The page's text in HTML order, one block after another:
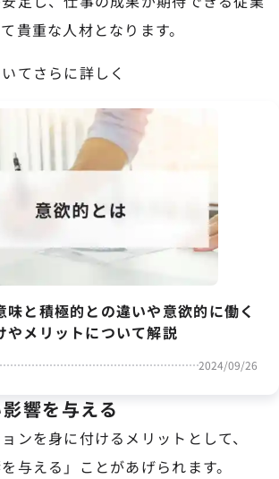
貴重な人材となります。
てさらに詳しく
味と積極的との違いや意欲的に働く
やメリットについて解説
2024/09/26
響を与える
ンを身に付けるメリットとして、
与える」ことがあげられます。